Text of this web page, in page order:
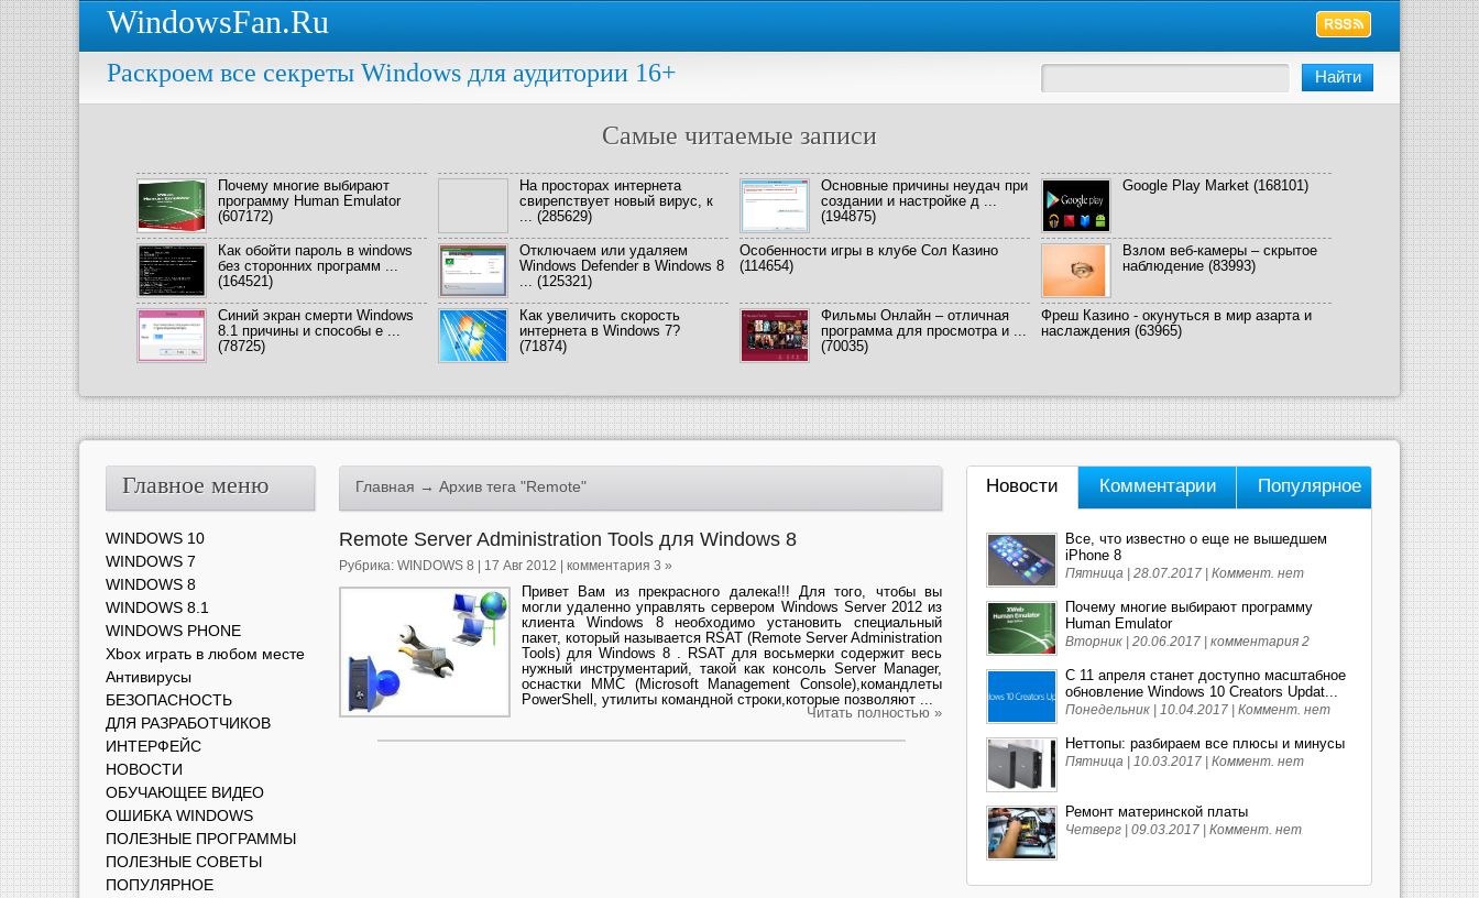
WindowsFan.Ru
Раскроем все секреты Windows для аудитории 16+
Самые читаемые записи
Почему многие выбирают
программу Human Emulator
(607172)
На просторах интернета
свирепствует новый вирус, к
... (285629)
Основные причины неудач при
создании и настройке д ...
(194875)
Google Play Market (168101)
Как обойти пароль в windows
без сторонних программ ...
(164521)
Отключаем или удаляем
Windows Defender в Windows 8
... (125321)
Особенности игры в клубе Сол Казино
(114654)
Взлом веб-камеры – скрытое
наблюдение (83993)
Синий экран смерти Windows
8.1 причины и способы е ...
(78725)
Как увеличить скорость
интернета в Windows 7?
(71874)
Фильмы Онлайн – отличная
программа для просмотра и ...
(70035)
Фреш Казино - окунуться в мир азарта и
наслаждения (63965)
Главная → Архив тега "Remote"
Remote Server Administration Tools для Windows 8
Рубрика: WINDOWS 8 | 17 Авг 2012 | комментария 3 »
Привет Вам из прекрасного далека!!! Для того, чтобы вы
могли удаленно управлять сервером Windows Server 2012 из
клиента Windows 8 необходимо установить специальный
пакет, который называется RSAT (Remote Server Administration
Tools) для Windows 8 . RSAT для восьмерки содержит весь
нужный инструментарий, такой как консоль Server Manager,
оснастки MMC (Microsoft Management Console),командлеты
PowerShell, утилиты командной строки,которые позволяют ...
Читать полностью »
Главное меню
WINDOWS 10
WINDOWS 7
WINDOWS 8
WINDOWS 8.1
WINDOWS PHONE
Xbox играть в любом месте
Антивирусы
БЕЗОПАСНОСТЬ
ДЛЯ РАЗРАБОТЧИКОВ
ИНТЕРФЕЙС
НОВОСТИ
ОБУЧАЮЩЕЕ ВИДЕО
ОШИБКА WINDOWS
ПОЛЕЗНЫЕ ПРОГРАММЫ
ПОЛЕЗНЫЕ СОВЕТЫ
ПОПУЛЯРНОЕ
Новости Комментарии Популярное
Все, что известно о еще не вышедшем
iPhone 8
Пятница | 28.07.2017 | Коммент. нет
Почему многие выбирают программу
Human Emulator
Вторник | 20.06.2017 | комментария 2
С 11 апреля станет доступно масштабное
обновление Windows 10 Creators Updat...
Понедельник | 10.04.2017 | Коммент. нет
Неттопы: разбираем все плюсы и минусы
Пятница | 10.03.2017 | Коммент. нет
Ремонт материнской платы
Четверг | 09.03.2017 | Коммент. нет